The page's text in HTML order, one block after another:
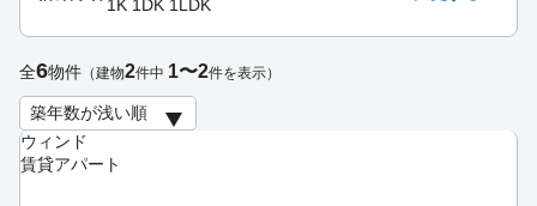
ウィンド
賃貸アパート
1K 1DK 1LDK
全6物件 （建物2件中 1〜2件を表示）